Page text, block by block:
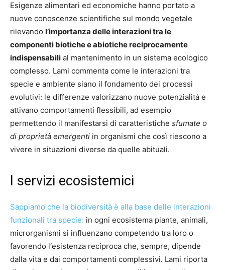
Esigenze alimentari ed economiche hanno portato a
nuove conoscenze scientifiche sul mondo vegetale
rilevando l’importanza delle interazioni tra le
componenti biotiche e abiotiche reciprocamente
indispensabili al mantenimento in un sistema ecologico
complesso. Lami commenta come le interazioni tra
specie e ambiente siano il fondamento dei processi
evolutivi: le differenze valorizzano nuove potenzialità e
attivano comportamenti flessibili, ad esempio
permettendo il manifestarsi di caratteristiche sfumate o
di proprietà emergenti in organismi che così riescono a
vivere in situazioni diverse da quelle abituali.
I servizi ecosistemici
Sappiamo che la biodiversità è alla base delle interazioni
funzionali tra specie: in ogni ecosistema piante, animali,
microrganismi si influenzano competendo tra loro o
favorendo l‘esistenza reciproca che, sempre, dipende
dalla vita e dai comportamenti complessivi. Lami riporta